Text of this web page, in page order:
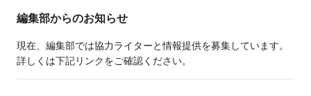
編集部からのお知らせ
現在、編集部では協力ライターと情報提供を募集しています。
詳しくは下記リンクをご確認ください。